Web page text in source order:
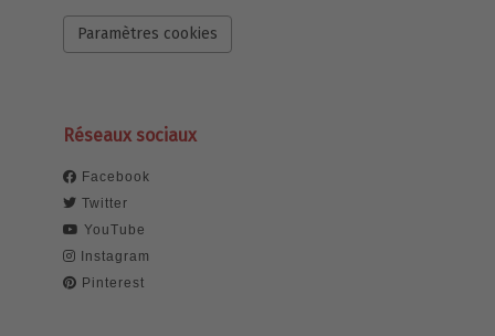
Paramètres cookies
Réseaux sociaux
Facebook
Twitter
YouTube
Instagram
Pinterest